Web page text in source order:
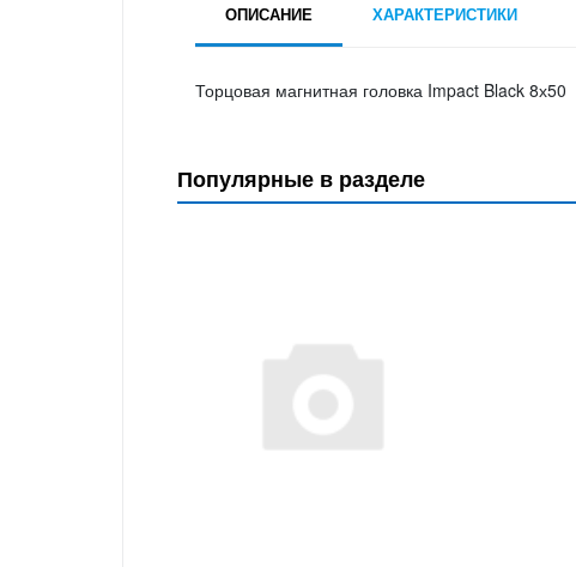
ОПИСАНИЕ ХАРАКТЕРИСТИКИ
Торцовая магнитная головка Impact Black 8х50
Популярные в разделе